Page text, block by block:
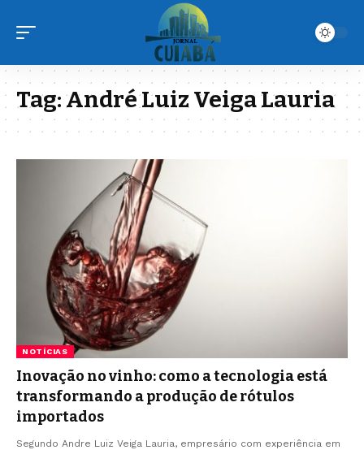
Tag:André Luiz Veiga Lauria
NOTÍCIAS
Inovação no vinho: como a tecnologia está
transformando a produção de rótulos
importados
Segundo Andre Luiz Veiga Lauria, empresário com experiência em